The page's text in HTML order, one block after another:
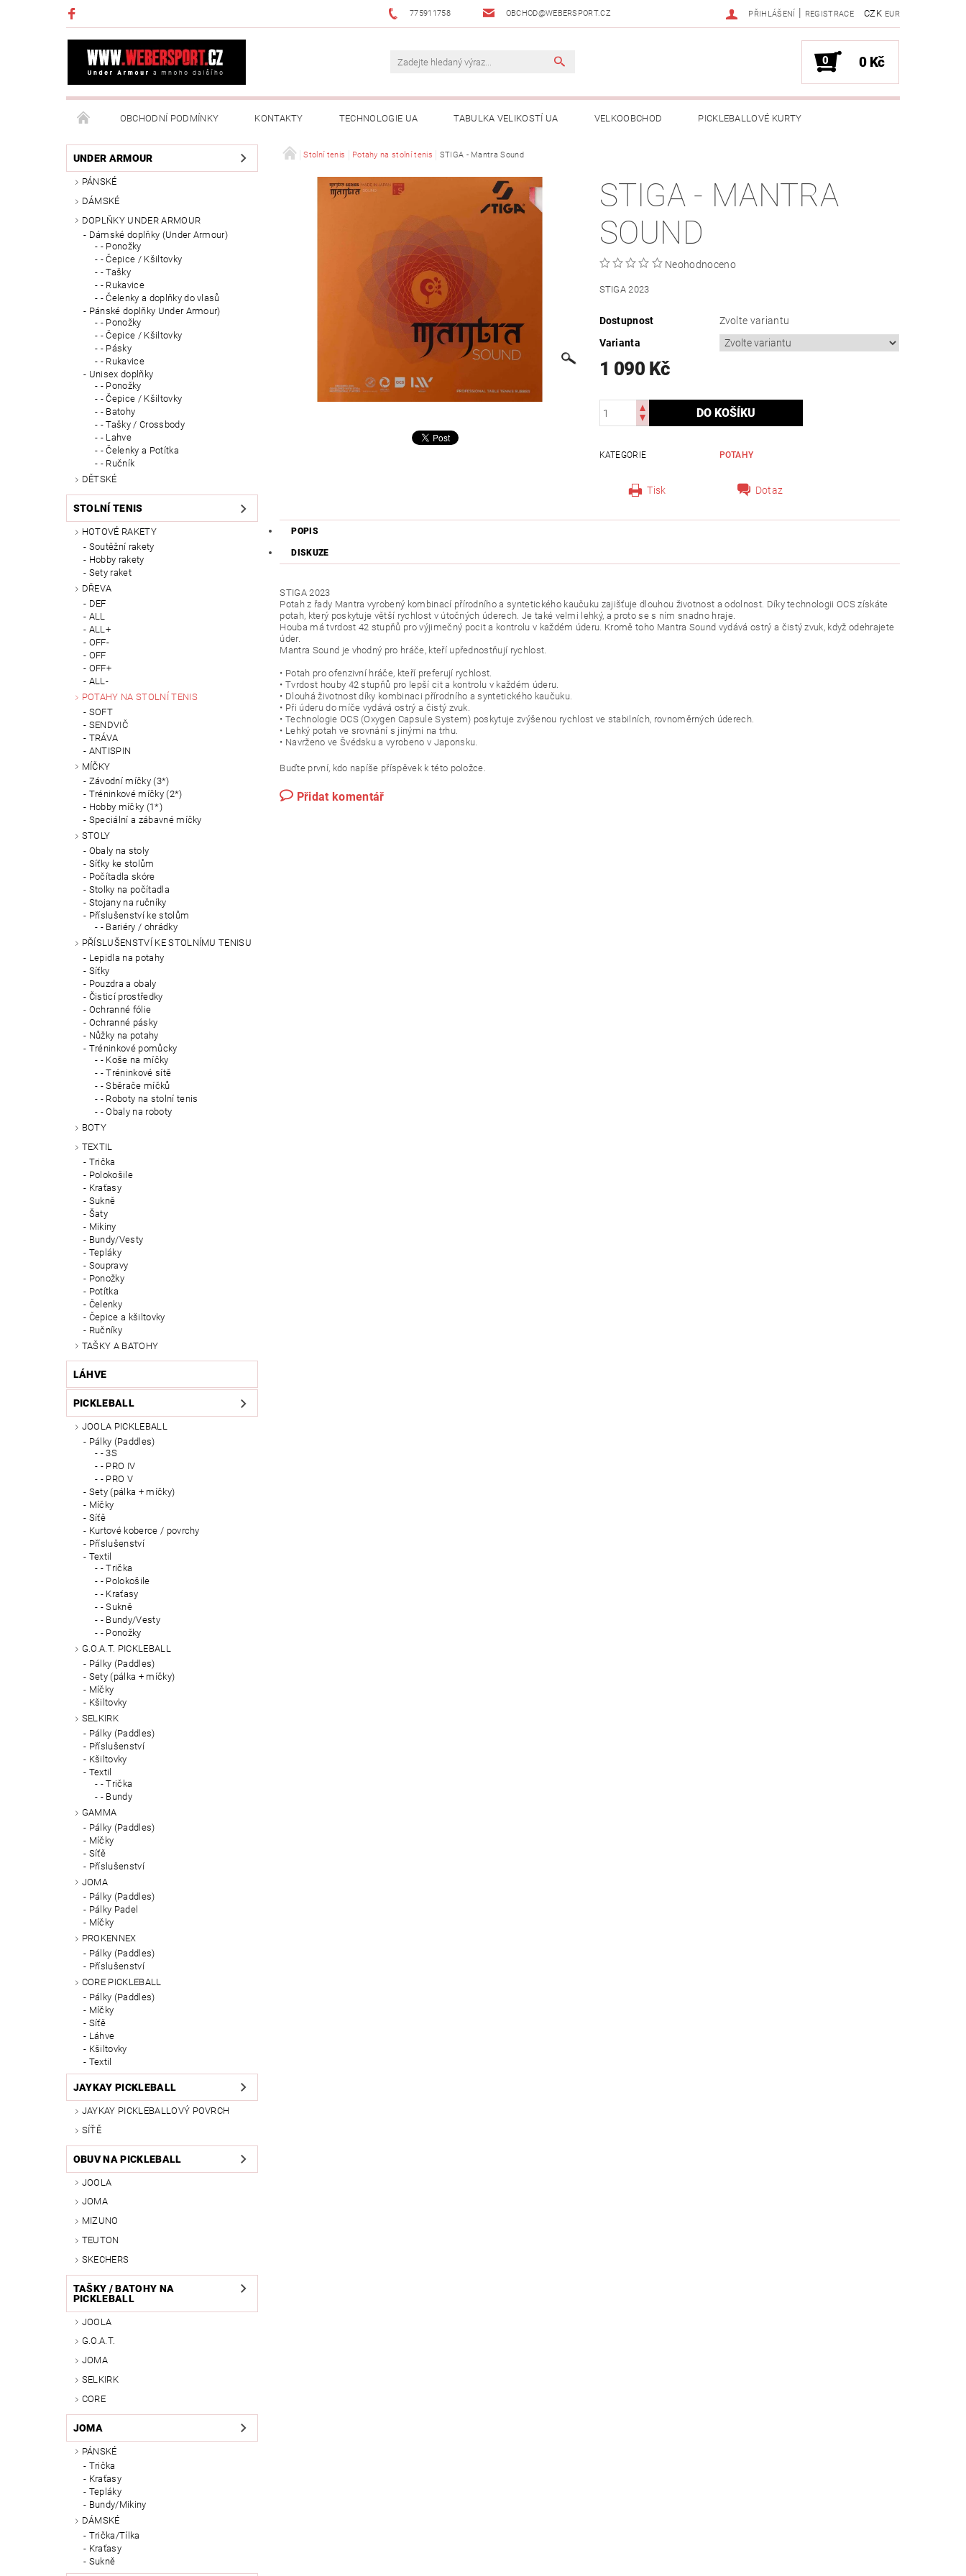
775911758 OBCHOD@WEBERSPORT.CZ CZK EUR
PŘIHLÁŠENÍ | REGISTRACE
0 0 Kč
OBCHODNÍ PODMÍNKY KONTAKTY TECHNOLOGIE UA TABULKA VELIKOSTÍ UA VELKOOBCHOD PICKLEBALLOVÉ KURTY
NAPIŠTE NÁM MOJE OBJEDNÁVKA
UNDER ARMOUR
PÁNSKÉ
DÁMSKÉ
DOPLŇKY UNDER ARMOUR
Dámské doplňky (Under Armour)
- Ponožky
- Čepice / Kšiltovky
- Tašky
- Rukavice
- Čelenky a doplňky do vlasů
Pánské doplňky Under Armour)
- Ponožky
- Čepice / Kšiltovky
- Pásky
- Rukavice
Unisex doplňky
- Ponožky
- Čepice / Kšiltovky
- Batohy
- Tašky / Crossbody
- Lahve
- Čelenky a Potítka
- Ručník
DĚTSKÉ
STOLNÍ TENIS
HOTOVÉ RAKETY
Soutěžní rakety
Hobby rakety
Sety raket
DŘEVA
DEF
ALL
ALL+
OFF-
OFF
OFF+
ALL-
POTAHY NA STOLNÍ TENIS
SOFT
SENDVIČ
TRÁVA
ANTISPIN
MÍČKY
Závodní míčky (3*)
Tréninkové míčky (2*)
Hobby míčky (1*)
Speciální a zábavné míčky
STOLY
Obaly na stoly
Síťky ke stolům
Počítadla skóre
Stolky na počítadla
Stojany na ručníky
Příslušenství ke stolům
- Bariéry / ohrádky
PŘÍSLUŠENSTVÍ KE STOLNÍMU TENISU
Lepidla na potahy
Síťky
Pouzdra a obaly
Čisticí prostředky
Ochranné fólie
Ochranné pásky
Nůžky na potahy
Tréninkové pomůcky
- Koše na míčky
- Tréninkové sítě
- Sběrače míčků
- Roboty na stolní tenis
- Obaly na roboty
BOTY
TEXTIL
Trička
Polokošile
Kraťasy
Sukně
Šaty
Mikiny
Bundy/Vesty
Tepláky
Soupravy
Ponožky
Potítka
Čelenky
Čepice a kšiltovky
Ručníky
TAŠKY A BATOHY
LÁHVE
PICKLEBALL
JOOLA PICKLEBALL
Pálky (Paddles)
- 3S
- PRO IV
- PRO V
Sety (pálka + míčky)
Míčky
Síťě
Kurtové koberce / povrchy
Příslušenství
Textil
- Trička
- Polokošile
- Kraťasy
- Sukně
- Bundy/Vesty
- Ponožky
G.O.A.T. PICKLEBALL
Pálky (Paddles)
Sety (pálka + míčky)
Míčky
Kšiltovky
SELKIRK
Pálky (Paddles)
Příslušenství
Kšiltovky
Textil
- Trička
- Bundy
GAMMA
Pálky (Paddles)
Míčky
Síťě
Příslušenství
JOMA
Pálky (Paddles)
Pálky Padel
Míčky
PROKENNEX
Pálky (Paddles)
Příslušenství
CORE PICKLEBALL
Pálky (Paddles)
Míčky
Síťě
Láhve
Kšiltovky
Textil
JAYKAY PICKLEBALL
JAYKAY PICKLEBALLOVÝ POVRCH
SÍŤĚ
OBUV NA PICKLEBALL
JOOLA
JOMA
MIZUNO
TEUTON
SKECHERS
TAŠKY / BATOHY NA
PICKLEBALL
JOOLA
G.O.A.T.
JOMA
SELKIRK
CORE
JOMA
PÁNSKÉ
Trička
Kraťasy
Tepláky
Bundy/Mikiny
DÁMSKÉ
Trička/Tílka
Kraťasy
Sukně
Stolní tenis Potahy na stolní tenis STIGA - Mantra Sound
STIGA - MANTRA
SOUND
Neohodnoceno
STIGA 2023
Dostupnost
Zvolte variantu
Varianta
1 090 Kč
KATEGORIE POTAHY
Tisk Dotaz
POPIS
DISKUZE
STIGA 2023
Potah z řady Mantra vyrobený kombinací přírodního a syntetického kaučuku zajišťuje dlouhou životnost a odolnost. Díky technologii OCS získáte
potah, který poskytuje větší rychlost v útočných úderech. Je také velmi lehký, a proto se s ním snadno hraje.
Houba má tvrdost 42 stupňů pro výjimečný pocit a kontrolu v každém úderu. Kromě toho Mantra Sound vydává ostrý a čistý zvuk, když odehrajete
úder.
Mantra Sound je vhodný pro hráče, kteří upřednostňují rychlost.
• Potah pro ofenzivní hráče, kteří preferují rychlost.
• Tvrdost houby 42 stupňů pro lepší cit a kontrolu v každém úderu.
• Dlouhá životnost díky kombinaci přírodního a syntetického kaučuku.
• Při úderu do míče vydává ostrý a čistý zvuk.
• Technologie OCS (Oxygen Capsule System) poskytuje zvýšenou rychlost ve stabilních, rovnoměrných úderech.
• Lehký potah ve srovnání s jinými na trhu.
• Navrženo ve Švédsku a vyrobeno v Japonsku.
Buďte první, kdo napíše příspěvek k této položce.
Přidat komentář